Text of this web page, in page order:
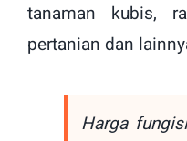
tanaman kubis,
pertanian dan
Harga